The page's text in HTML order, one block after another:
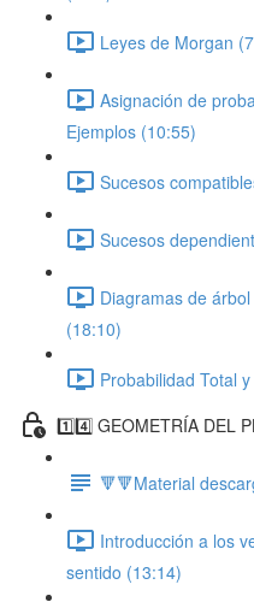
Leyes de Morgan
Asignación de
Ejemplos (10:55)
Sucesos
Sucesos
Diagramas de
(18:10)
Probabilidad Total
1️⃣4️⃣ GEOMETRÍA DEL
🔻🔻Material
Introducción a los
sentido (13:14)